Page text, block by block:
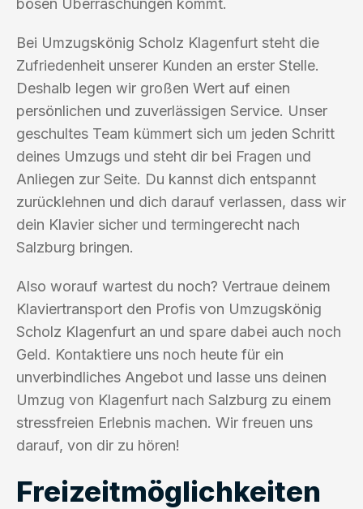
bösen Überraschungen kommt.
Bei Umzugskönig Scholz Klagenfurt steht die
Zufriedenheit unserer Kunden an erster Stelle.
Deshalb legen wir großen Wert auf einen
persönlichen und zuverlässigen Service. Unser
geschultes Team kümmert sich um jeden Schritt
deines Umzugs und steht dir bei Fragen und
Anliegen zur Seite. Du kannst dich entspannt
zurücklehnen und dich darauf verlassen, dass wir
dein Klavier sicher und termingerecht nach
Salzburg bringen.
Also worauf wartest du noch? Vertraue deinem
Klaviertransport den Profis von Umzugskönig
Scholz Klagenfurt an und spare dabei auch noch
Geld. Kontaktiere uns noch heute für ein
unverbindliches Angebot und lasse uns deinen
Umzug von Klagenfurt nach Salzburg zu einem
stressfreien Erlebnis machen. Wir freuen uns
darauf, von dir zu hören!
Freizeitmöglichkeiten